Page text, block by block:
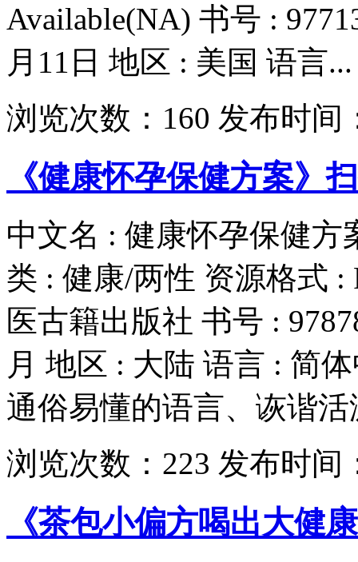
Available(NA) 书号 :
月11日 地区 : 美国 语言...
浏览次数： 160 发布时间
《健康怀孕保健方案》
中文名 : 健康怀孕保健方
类 : 健康/两性 资源格式 :
医古籍出版社 书号 :
月 地区 : 大陆 语言 : 简
通俗易懂的语言、诙谐活
浏览次数： 223 发布时间
《茶包小偏方喝出大健